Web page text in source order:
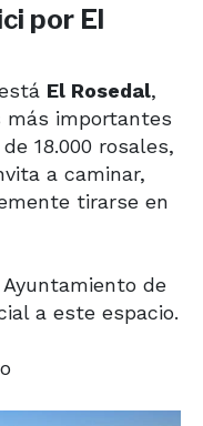
por El
El Rosedal,
más importantes
18.000 rosales,
a caminar,
tirarse en
de
a este espacio.